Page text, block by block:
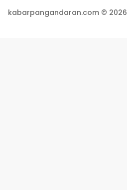
kabarpangandaran.com © 2026